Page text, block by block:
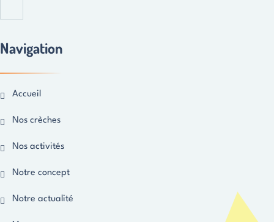
Navigation
Accueil
Nos crèches
Nos activités
Notre concept
Notre actualité